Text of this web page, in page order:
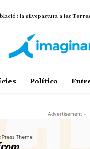
i la silvopastura a les
Política
- Advertisement -